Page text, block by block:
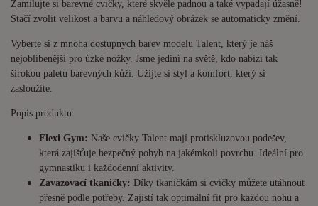
Zamilujte si barevné cvičky, které skvěle padnou a také vypadají úžasně!
Stačí zvolit velikost a barvu a náhledový obrázek se automaticky změní.
Vyberte si z mnoha dostupných barev modelu Talent, který je náš
nejoblíbenější pro úzké nožky. Jsme jediní na světě, kdo nabízí tak
širokou paletu barevných kůží. Užijte si styl a komfort, který si
zasloužíte.
Popis produktu:
Flexi Gym: Naše cvičky Talent mají protiskluzovou podešev,
která zajišťuje bezpečný pohyb na jakémkoli povrchu. Ideální pro
gymnastiku i každodenní aktivity.
Zavazovací tkaničky: Díky tkaničkám si cvičky můžete utáhnout
přesně podle potřeby. Zajistí tak optimální fit pro každou nohu a